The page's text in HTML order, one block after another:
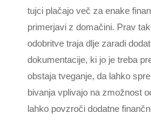
tujci plačajo več za enake
primerjavi z domačini. Prav
odobritve traja dlje zaradi
dokumentacije, ki jo je treba
obstaja tveganje, da lahko
bivanja vplivajo na zmožnost
lahko povzroči dodatne